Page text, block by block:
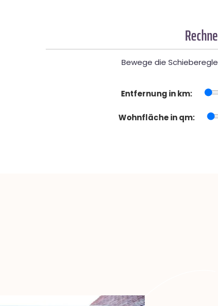
Bewege die
Entfernung in km:
Wohnfläche in qm: